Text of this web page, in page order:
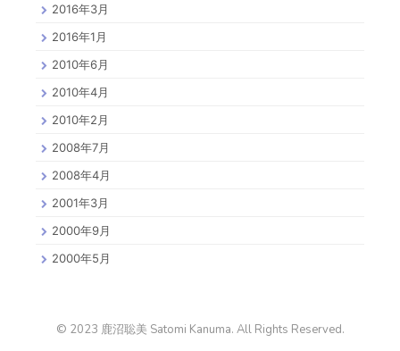
2016年3月
2016年1月
2010年6月
2010年4月
2010年2月
2008年7月
2008年4月
2001年3月
2000年9月
2000年5月
© 2023 鹿沼聡美 Satomi Kanuma. All Rights Reserved.